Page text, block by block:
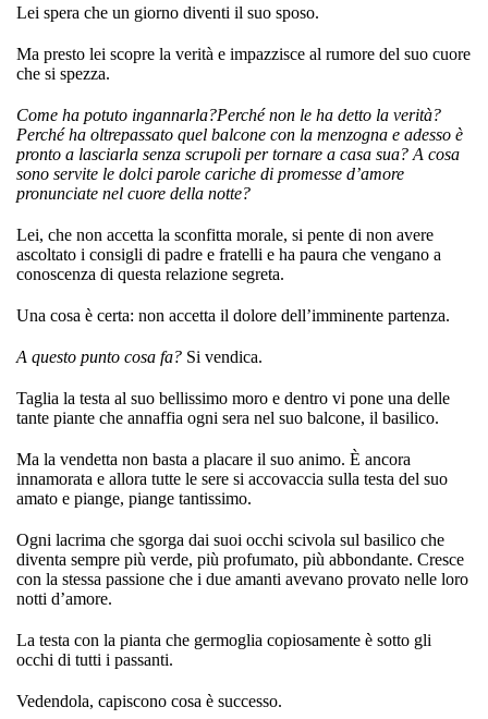
Lei spera che un giorno diventi il suo sposo.
Ma presto lei scopre la verità e impazzisce al rumore del suo cuore
che si spezza.
Come ha potuto ingannarla?Perché non le ha detto la verità?
Perché ha oltrepassato quel balcone con la menzogna e adesso è
pronto a lasciarla senza scrupoli per tornare a casa sua? A cosa
sono servite le dolci parole cariche di promesse d’amore
pronunciate nel cuore della notte?
Lei, che non accetta la sconfitta morale, si pente di non avere
ascoltato i consigli di padre e fratelli e ha paura che vengano a
conoscenza di questa relazione segreta.
Una cosa è certa: non accetta il dolore dell’imminente partenza.
A questo punto cosa fa? Si vendica.
Taglia la testa al suo bellissimo moro e dentro vi pone una delle
tante piante che annaffia ogni sera nel suo balcone, il basilico.
Ma la vendetta non basta a placare il suo animo. È ancora
innamorata e allora tutte le sere si accovaccia sulla testa del suo
amato e piange, piange tantissimo.
Ogni lacrima che sgorga dai suoi occhi scivola sul basilico che
diventa sempre più verde, più profumato, più abbondante. Cresce
con la stessa passione che i due amanti avevano provato nelle loro
notti d’amore.
La testa con la pianta che germoglia copiosamente è sotto gli
occhi di tutti i passanti.
Vedendola, capiscono cosa è successo.